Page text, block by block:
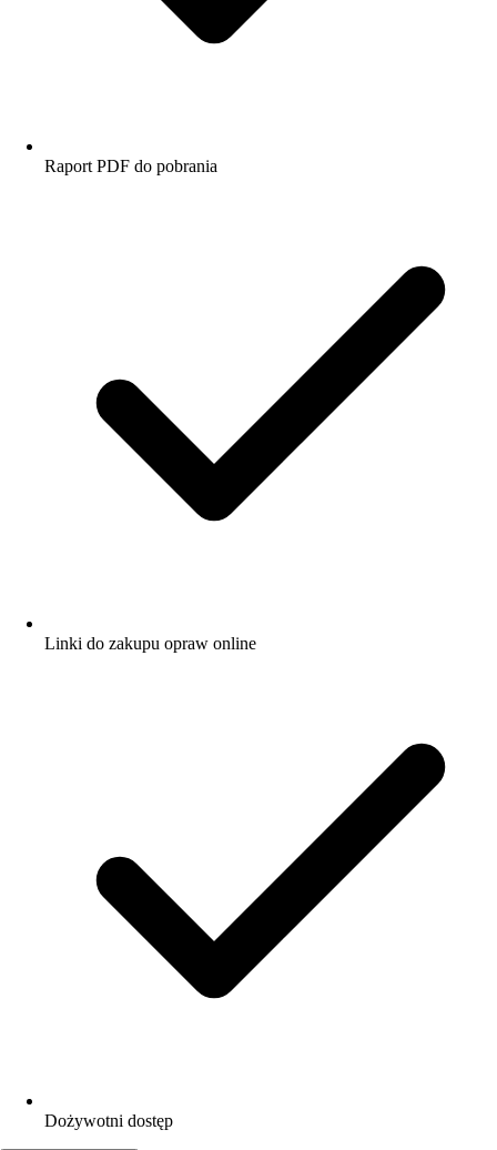
Raport PDF do pobrania
Linki do zakupu opraw online
Dożywotni dostęp